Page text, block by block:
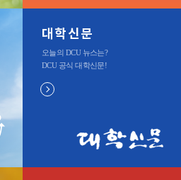
대학신문
오늘의 DCU 뉴스는?
DCU 공식 대학신문!